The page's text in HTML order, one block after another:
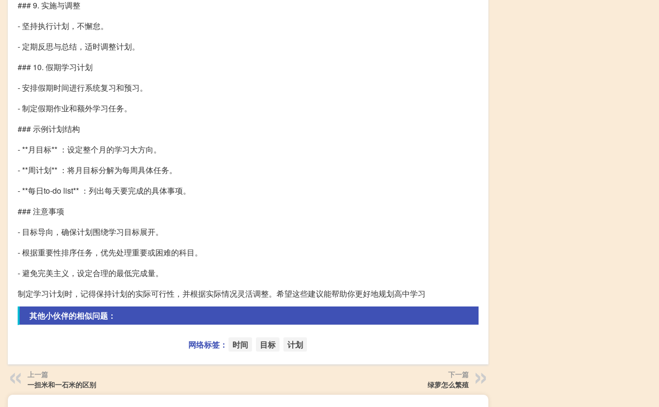
### 9. 实施与调整
- 坚持执行计划，不懈怠。
- 定期反思与总结，适时调整计划。
### 10. 假期学习计划
- 安排假期时间进行系统复习和预习。
- 制定假期作业和额外学习任务。
### 示例计划结构
- **月目标** ：设定整个月的学习大方向。
- **周计划** ：将月目标分解为每周具体任务。
- **每日to-do list** ：列出每天要完成的具体事项。
### 注意事项
- 目标导向，确保计划围绕学习目标展开。
- 根据重要性排序任务，优先处理重要或困难的科目。
- 避免完美主义，设定合理的最低完成量。
制定学习计划时，记得保持计划的实际可行性，并根据实际情况灵活调整。希望这些建议能帮助你更好地规划高中学习
其他小伙伴的相似问题：
网络标签： 时间 目标 计划
上一篇
一担米和一石米的区别
下一篇
绿萝怎么繁殖